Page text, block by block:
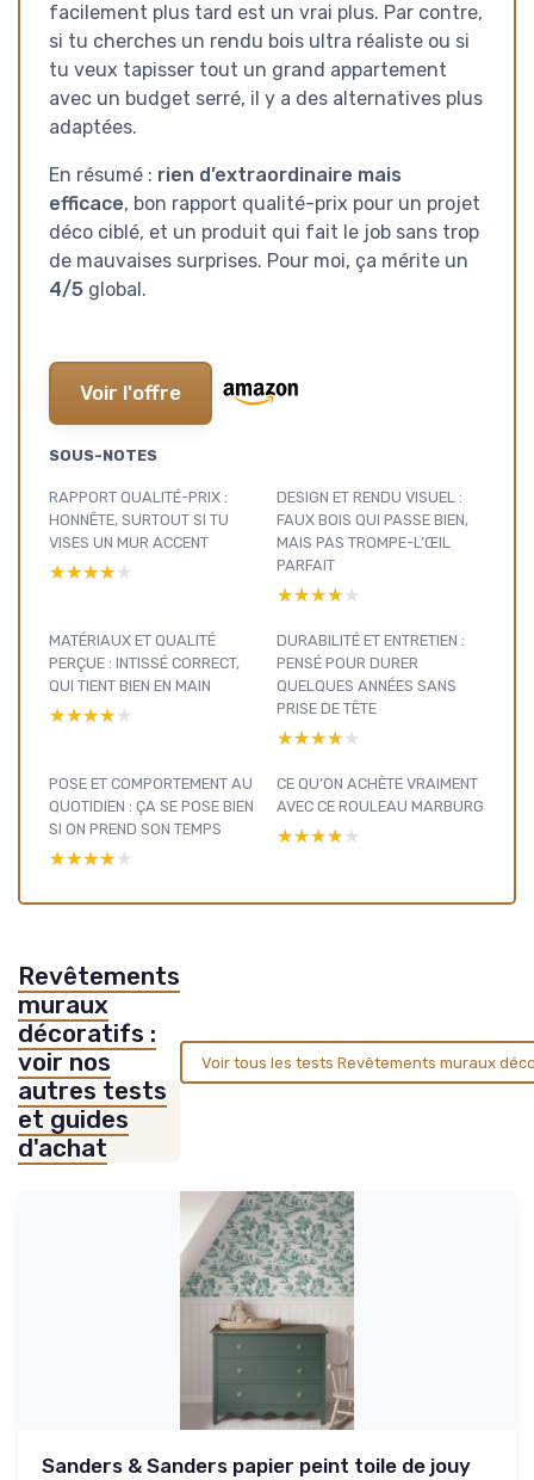
facilement plus tard est un vrai plus. Par contre,
si tu cherches un rendu bois ultra réaliste ou si
tu veux tapisser tout un grand appartement
avec un budget serré, il y a des alternatives plus
adaptées.
En résumé : rien d’extraordinaire mais
efficace, bon rapport qualité-prix pour un projet
déco ciblé, et un produit qui fait le job sans trop
de mauvaises surprises. Pour moi, ça mérite un
4/5 global.
Voir l'offre
SOUS-NOTES
RAPPORT QUALITÉ-PRIX :
HONNÊTE, SURTOUT SI TU
VISES UN MUR ACCENT
★★★★★
★★★★★
DESIGN ET RENDU VISUEL :
FAUX BOIS QUI PASSE BIEN,
MAIS PAS TROMPE-L’ŒIL
PARFAIT
★★★★★
★★★★★
MATÉRIAUX ET QUALITÉ
PERÇUE : INTISSÉ CORRECT,
QUI TIENT BIEN EN MAIN
★★★★★
★★★★★
DURABILITÉ ET ENTRETIEN :
PENSÉ POUR DURER
QUELQUES ANNÉES SANS
PRISE DE TÊTE
★★★★★
★★★★★
POSE ET COMPORTEMENT AU
QUOTIDIEN : ÇA SE POSE BIEN
SI ON PREND SON TEMPS
★★★★★
★★★★★
CE QU’ON ACHÈTE VRAIMENT
AVEC CE ROULEAU MARBURG
★★★★★
★★★★★
Revêtements
muraux
décoratifs :
voir nos
autres tests
et guides
d'achat
Voir tous les tests Revêtements muraux
Sanders & Sanders papier peint toile de jouy